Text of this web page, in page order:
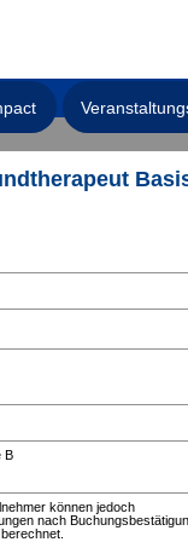
B
können jedoch
nach